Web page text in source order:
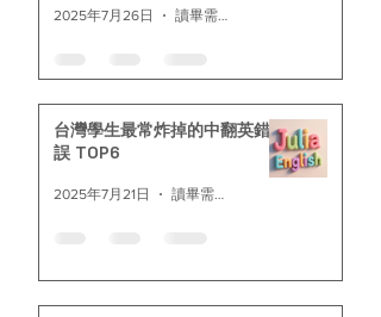
2025年7月26日
台灣學生最常炸掉的中翻英錯
誤 TOP6
2025年7月21日